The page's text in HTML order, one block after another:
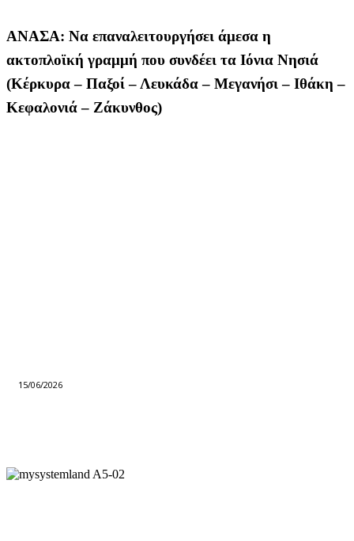
ΑΝΑΣΑ: Να επαναλειτουργήσει άμεσα η
ακτοπλοϊκή γραμμή που συνδέει τα Ιόνια Νησιά
(Κέρκυρα – Παξοί – Λευκάδα – Μεγανήσι – Ιθάκη –
Κεφαλονιά – Ζάκυνθος)
15/06/2026